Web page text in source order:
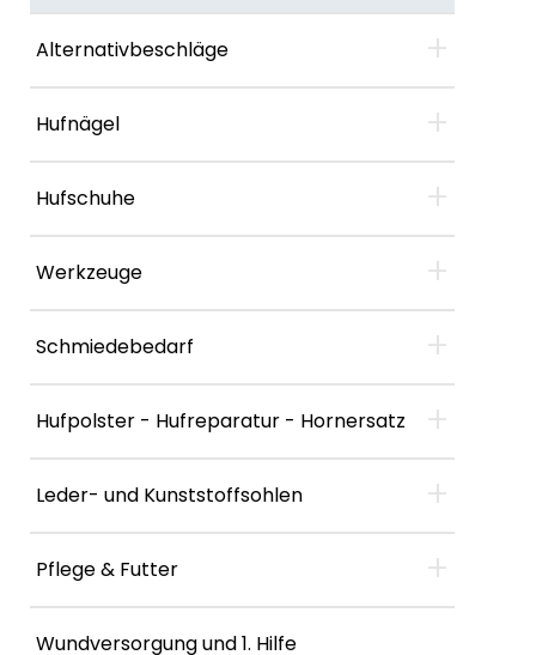
Alternativbeschläge +
Hufnägel +
Hufschuhe +
Werkzeuge +
Schmiedebedarf +
Hufpolster - Hufreparatur - Hornersatz +
Leder- und Kunststoffsohlen +
Pflege & Futter +
Wundversorgung und 1. Hilfe